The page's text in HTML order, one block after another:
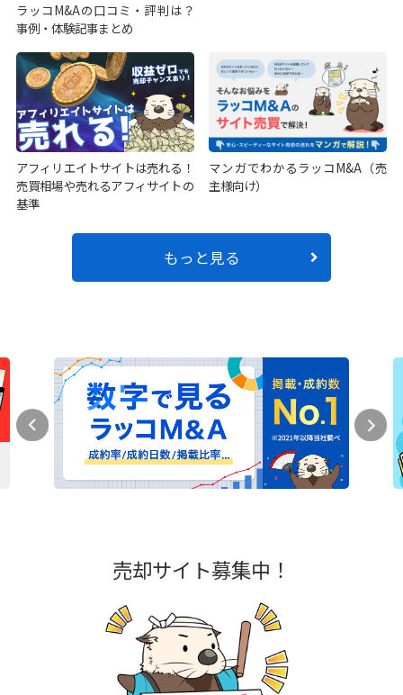
ラッコM&Aの口コミ・評判は？
事例・体験記事まとめ
アフィリエイトサイトは売れる！
売買相場や売れるアフィサイトの
基準
マンガでわかるラッコM&A（売
主様向け）
もっと見る
売却サイト募集中！